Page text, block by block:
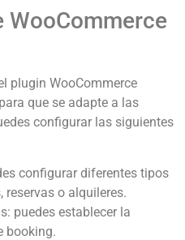
WooCommerce
plugin WooCommerce
que se adapte a las
configurar las siguientes
configurar diferentes tipos
o alquileres.
puedes establecer la
booking.